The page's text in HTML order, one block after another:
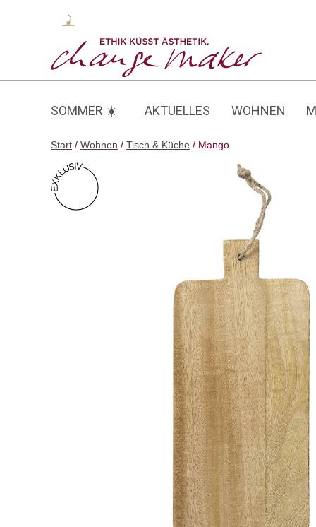
SOMMER ☀️ AKTUELLES WOHNEN
Start / Wohnen / Tisch & Küche / Mango